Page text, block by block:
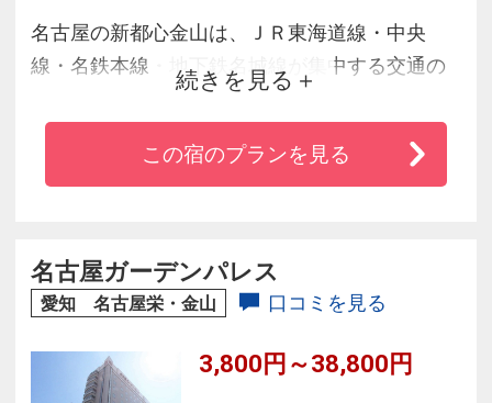
名古屋の新都心金山は、ＪＲ東海道線・中央
線・名鉄本線・地下鉄名城線が集中する交通の
要所です。その中心である金山駅南口より徒歩
１分と交通至便。フレンドリーなサービスをモ
ットーにした、スタイリッシュで、ハイセンス
続きを見る
この宿のプランを見る
名古屋ガーデンパレス
愛知 名古屋栄・金山 口コミを見る
3,800円～38,800円